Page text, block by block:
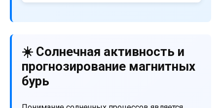
☀️ Солнечная активность и
прогнозирование магнитных
бурь